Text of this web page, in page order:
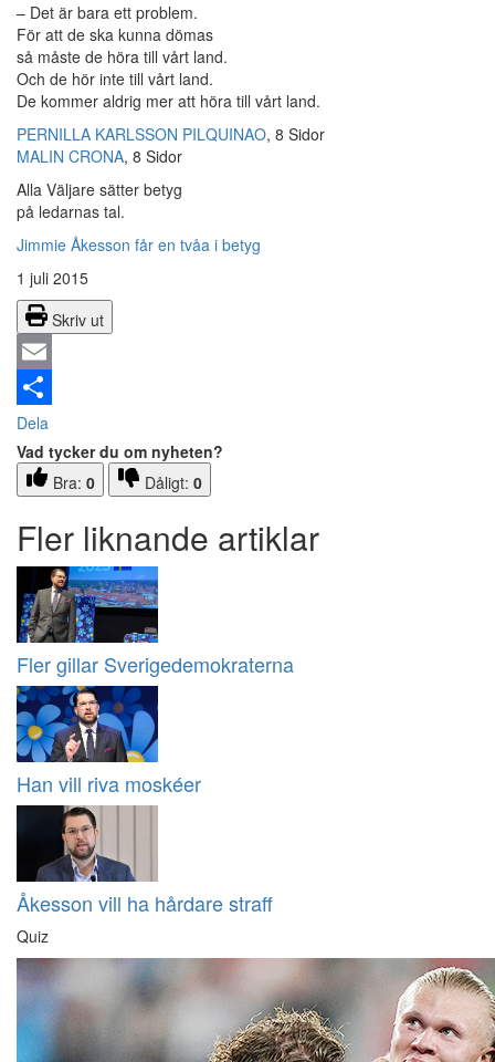
– Det är bara ett problem.
För att de ska kunna dömas
så måste de höra till vårt land.
Och de hör inte till vårt land.
De kommer aldrig mer att höra till vårt land.
PERNILLA KARLSSON PILQUINAO, 8 Sidor
MALIN CRONA, 8 Sidor
Alla Väljare sätter betyg
på ledarnas tal.
Jimmie Åkesson får en tvåa i betyg
1 juli 2015
Skriv ut
Email
Dela
Vad tycker du om nyheten?
Bra: 0 Dåligt: 0
Fler liknande artiklar
Fler gillar Sverigedemokraterna
Han vill riva moskéer
Åkesson vill ha hårdare straff
Quiz